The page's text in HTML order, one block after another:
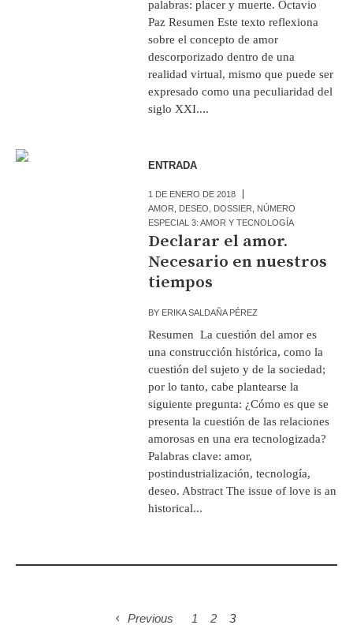
palabras: placer y muerte. Octavio
Paz Resumen Este texto reflexiona
sobre el concepto de amor
descorporizado dentro de una
realidad virtual, mismo que puede ser
expresado como una peculiaridad del
siglo XXI....
ENTRADA
1 DE ENERO DE 2018
AMOR
DESEO DOSSIER
NÚMERO
ESPECIAL 3: AMOR Y TECNOLOGÍA
Declarar el amor.
Necesario en nuestros
tiempos
BY ERIKA SALDAÑA PÉREZ
Resumen La cuestión del amor es
una construcción histórica, como la
cuestión del sujeto y de la sociedad;
por lo tanto, cabe plantearse la
siguiente pregunta: ¿Cómo es que se
presenta la cuestión de las relaciones
amorosas en una era tecnologizada?
Palabras clave: amor,
postindustrialización, tecnología,
deseo. Abstract The issue of love is an
historical...
Previous 1 2 3